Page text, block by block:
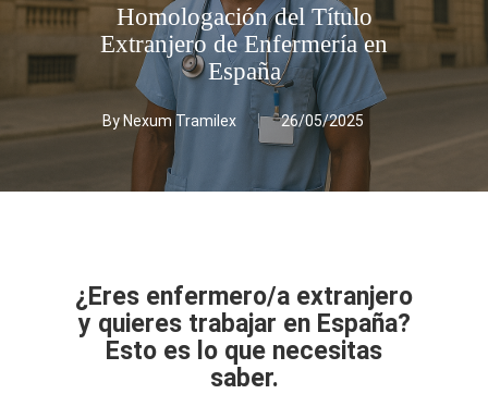
Homologación del Título
Extranjero de Enfermería en
España
By Nexum Tramilex 26/05/2025
¿Eres enfermero/a extranjero
y quieres trabajar en España?
Esto es lo que necesitas
saber.